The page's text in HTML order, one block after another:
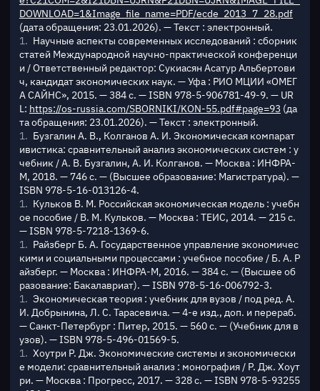
DOWNLOAD=1&Image_file_name=PDF/ecde_2013_7_28.pdf
(дата обращения: 23.01.2026). — Текст : электронный.
Научные аспекты современных исследований : сборник
статей Международной научно-практической конференци
и / Ответственный редактор: Сукиасян Асатур Альбертови
ч, кандидат экономических наук. — Уфа : РИО МЦИИ «ОМЕГ
А САЙНС», 2015. — 384 с. — ISBN 978-5-906781-49-9. — UR
L: https://os-russia.com/SBORNIKI/KON-55.pdf#page=93 (да
та обращения: 23.01.2026). — Текст : электронный.
Бузгалин А. В., Колганов А. И. Экономическая компарат
ивистика: сравнительный анализ экономических систем : у
чебник / А. В. Бузгалин, А. И. Колганов. — Москва : ИНФРА-
М, 2018. — 746 с. — (Высшее образование: Магистратура). —
ISBN 978-5-16-013126-4.
Кульков В. М. Российская экономическая модель : учебн
ое пособие / В. М. Кульков. — Москва : ТЕИС, 2014. — 215 с.
— ISBN 978-5-7218-1369-6.
Райзберг Б. А. Государственное управление экономичес
кими и социальными процессами : учебное пособие / Б. А. Р
айзберг. — Москва : ИНФРА-М, 2016. — 384 с. — (Высшее об
разование: Бакалавриат). — ISBN 978-5-16-006792-3.
Экономическая теория : учебник для вузов / под ред. А.
И. Добрынина, Л. С. Тарасевича. — 4-е изд., доп. и перераб.
— Санкт-Петербург : Питер, 2015. — 560 с. — (Учебник для в
узов). — ISBN 978-5-496-01569-5.
Хоутри Р. Дж. Экономические системы и экономически
е модели: сравнительный анализ : монография / Р. Дж. Хоут
ри. — Москва : Прогресс, 2017. — 328 с. — ISBN 978-5-93255